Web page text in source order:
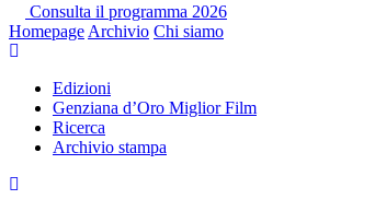
Consulta il programma 2026
Homepage Archivio Chi siamo
Edizioni
Genziana d’Oro Miglior Film
Ricerca
Archivio stampa